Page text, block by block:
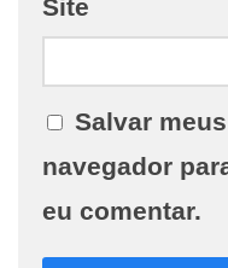
Site
Salvar
navegador
eu comentar.